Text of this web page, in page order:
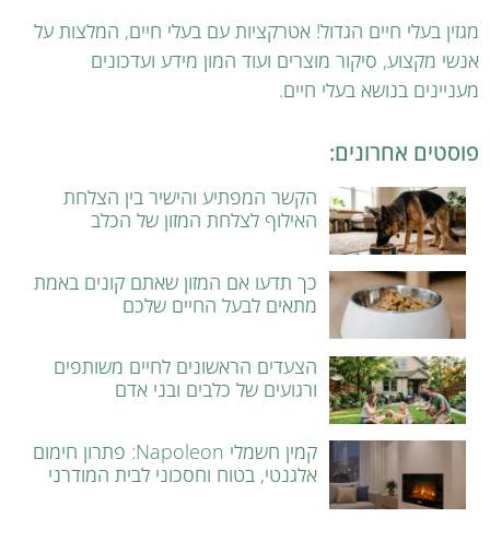
מגזין בעלי חיים הגדול! אטרקציות עם בעלי חיים, המלצות על
אנשי מקצוע, סיקור מוצרים ועוד המון מידע ועדכונים
מעניינים בנושא בעלי חיים.
פוסטים אחרונים:
הקשר המפתיע והישיר בין הצלחת
האילוף לצלחת המזון של הכלב
כך תדעו אם המזון שאתם קונים באמת
מתאים לבעל החיים שלכם
הצעדים הראשונים לחיים משותפים
ורגועים של כלבים ובני אדם
קמין חשמלי Napoleon: פתרון חימום
אלגנטי, בטוח וחסכוני לבית המודרני